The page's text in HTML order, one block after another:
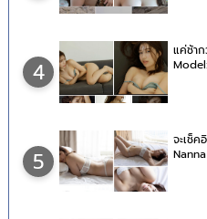
4
แค่ช้าก
5
จะเช็